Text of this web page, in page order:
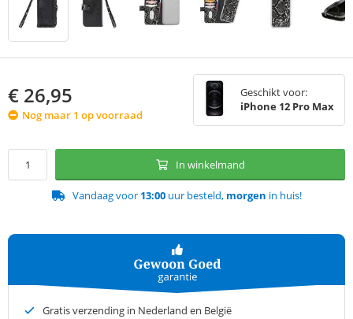
€ 26,95
Nog maar 1 op voorraad
Geschikt voor:
iPhone 12 Pro Max
In winkelmand
Vandaag voor 13:00uur besteld, morgen in huis!
Gratis verzending in Nederland en België